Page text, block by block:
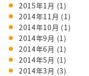
2015年1月 (1)
2014年11月 (1)
2014年10月 (1)
2014年9月 (1)
2014年6月 (1)
2014年5月 (1)
2014年3月 (3)